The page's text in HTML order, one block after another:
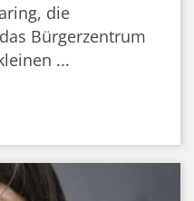
die
Bürgerzentrum
...